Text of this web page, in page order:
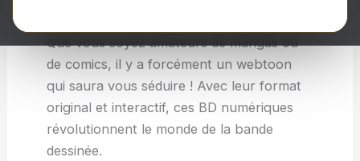
Que vous soyez amateurs de mangas ou
de comics, il y a forcément un webtoon
qui saura vous séduire ! Avec leur format
original et interactif, ces BD numériques
révolutionnent le monde de la bande
dessinée.